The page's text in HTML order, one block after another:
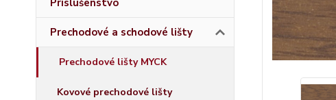
Príslušenstvo
Prechodové a schodové lišty
Prechodové lišty MYCK
Kovové prechodové lišty